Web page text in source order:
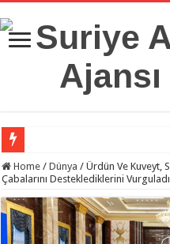
Suriye Savunma Bakanlığı’ndan
Home / Dünya / Ürdün Ve Kuveyt,
Çabalarını Desteklediklerini Vurguladı